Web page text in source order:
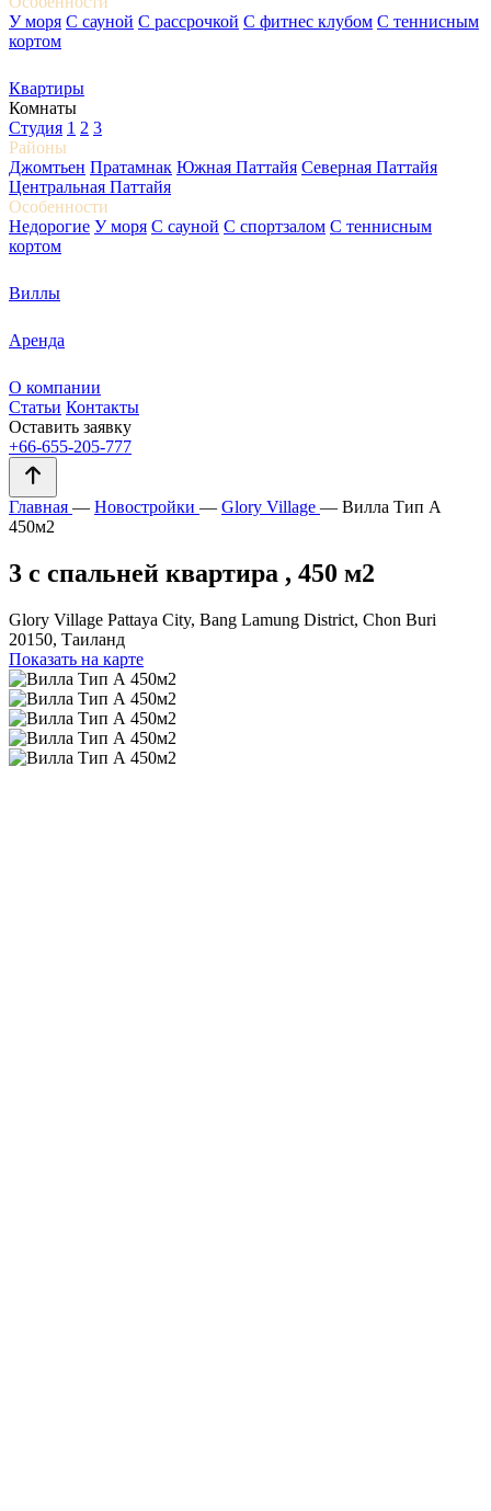
У моря С сауной С рассрочкой С фитнес клубом С теннисным
кортом
Квартиры
Комнаты
Студия 1 2 3
Районы
Джомтьен Пратамнак Южная Паттайя Северная Паттайя
Центральная Паттайя
Особенности
Недорогие У моря С сауной С спортзалом С теннисным
кортом
Виллы
Аренда
О компании
Статьи Контакты
Оставить заявку
+66-655-205-777
Главная — Новостройки — Glory Village — Вилла Тип А
450м2
3 с спальней квартира , 450 м2
Glory Village Pattaya City, Bang Lamung District, Chon Buri
20150, Таиланд
Показать на карте